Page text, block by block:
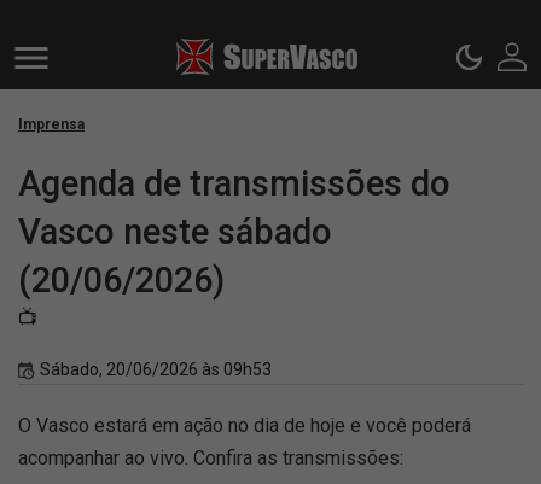
Imprensa
Agenda de transmissões do
Vasco neste sábado
(20/06/2026)
📺
Sábado, 20/06/2026 às 09h53
O Vasco estará em ação no dia de hoje e você poderá
acompanhar ao vivo. Confira as transmissões: